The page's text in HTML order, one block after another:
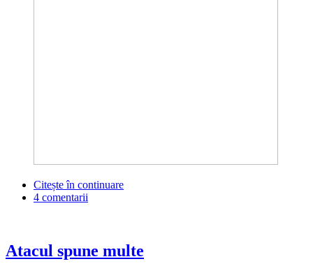
Citește în continuare
4 comentarii
Atacul spune multe